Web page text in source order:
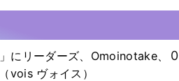
にリーダーズ、Omoinotake、
vois ヴォイス）
0